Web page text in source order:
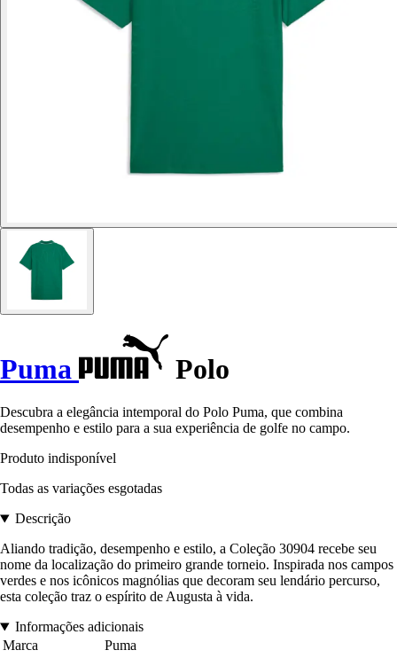
Puma Polo
Descubra a elegância intemporal do Polo Puma, que combina
desempenho e estilo para a sua experiência de golfe no campo.
Produto indisponível
Todas as variações esgotadas
Descrição
Aliando tradição, desempenho e estilo, a Coleção 30904 recebe seu
nome da localização do primeiro grande torneio. Inspirada nos campos
verdes e nos icônicos magnólias que decoram seu lendário percurso,
esta coleção traz o espírito de Augusta à vida.
Informações adicionais
Marca
Puma